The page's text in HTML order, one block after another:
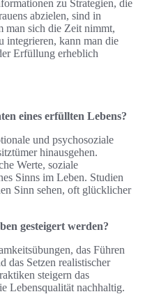
zu Strategien, die
abzielen, sind in
man sich die Zeit nimmt,
integrieren, kann man die
Erfüllung erheblich
eines erfüllten Lebens?
und psychosoziale
hinausgehen.
Werte, soziale
Sinns im Leben. Studien
Sinn sehen, oft glücklicher
gesteigert werden?
das Führen
das Setzen realistischer
steigern das
Lebensqualität nachhaltig.